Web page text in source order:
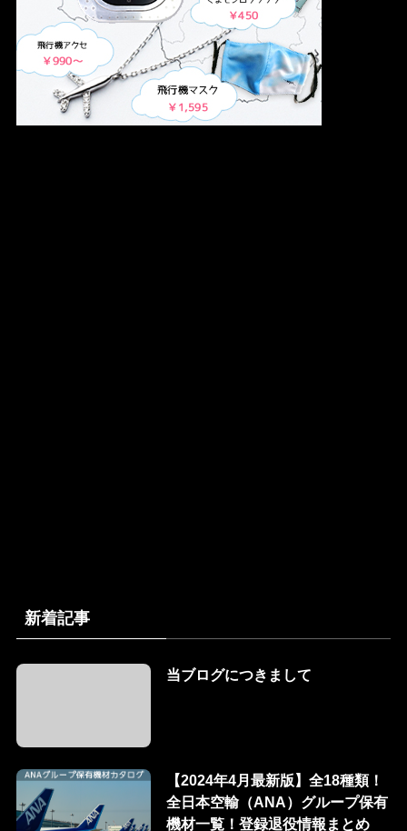
新着記事
当ブログにつきまして
【2024年4月最新版】全18種類！
全日本空輸（ANA）グループ保有
機材一覧！登録退役情報まとめ